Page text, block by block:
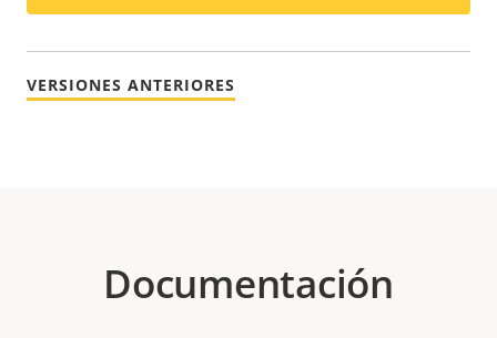
VERSIONES ANTERIORES
Documentación